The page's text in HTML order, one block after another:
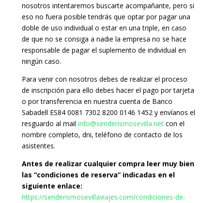
nosotros intentaremos buscarte acompañante, pero si
eso no fuera posible tendrás que optar por pagar una
doble de uso individual o estar en una triple, en caso
de que no se consiga a nadie la empresa no se hace
responsable de pagar el suplemento de individual en
ningún caso.
Para venir con nosotros debes de realizar el proceso
de inscripción para ello debes hacer el pago por tarjeta
o por transferencia en nuestra cuenta de Banco
Sabadell ES84 0081 7302 8200 0146 1452 y envíanos el
resguardo al mail info@senderismosevilla.net con el
nombre completo, dni, teléfono de contacto de los
asistentes.
Antes de realizar cualquier compra leer muy bien
las “condiciones de reserva” indicadas en el
siguiente enlace:
https://senderismosevillaviajes.com/condiciones-de-